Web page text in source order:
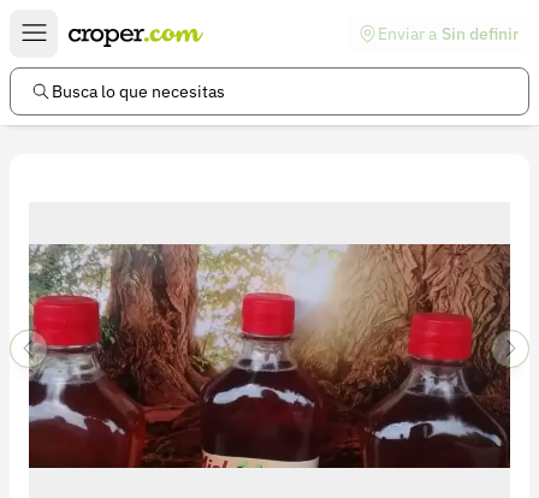
Enviar a Sin definir
Busca lo que necesitas
Enlaces de interés
Preguntas frecuentes
Términos y condiciones
Política de devoluciones
Política de privacidad
Cuenta